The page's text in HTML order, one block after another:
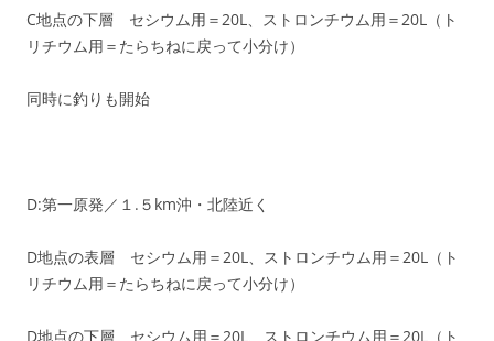
C地点の下層 セシウム用＝20L、ストロンチウム用＝20L（ト
リチウム用＝たらちねに戻って小分け）
同時に釣りも開始
D:第一原発／１.５km沖・北陸近く
D地点の表層 セシウム用＝20L、ストロンチウム用＝20L（ト
リチウム用＝たらちねに戻って小分け）
D地点の下層 セシウム用＝20L、ストロンチウム用＝20L（ト